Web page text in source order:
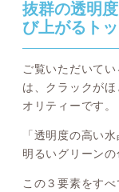
抜群の透明
び上がるト
ご覧いただいて
は、クラックが
オリティーです。
「透明度の高い
明るいグリーンの
この３要素をす